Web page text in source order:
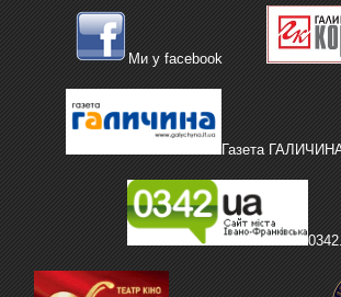
Ми у facebook
Газета